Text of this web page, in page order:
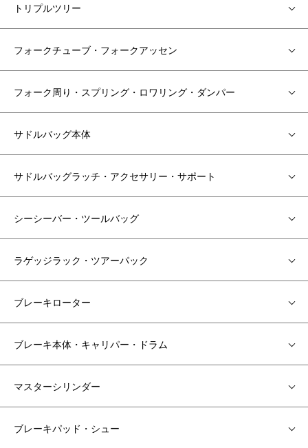
トリプルツリー
フォークチューブ・フォークアッセン
フォーク周り・スプリング・ロワリング・ダンパー
サドルバッグ本体
サドルバッグラッチ・アクセサリー・サポート
シーシーバー・ツールバッグ
ラゲッジラック・ツアーパック
ブレーキローター
ブレーキ本体・キャリパー・ドラム
マスターシリンダー
ブレーキパッド・シュー